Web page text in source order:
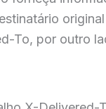
To, por outro